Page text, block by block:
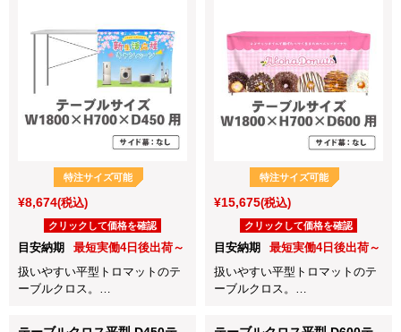
特注サイズ可能
¥8,674(税込)
クリックして価格を確認
目安納期
最短実働4日後出荷～
扱いやすい平型トロマットのテ
ーブルクロス。
など各種イベントに最適！
特注サイズ可能
¥15,675(税込)
クリックして価格を確認
目安納期
最短実働4日後出荷～
扱いやすい平型トロマットのテ
ーブルクロス。
など各種イベントに最適！